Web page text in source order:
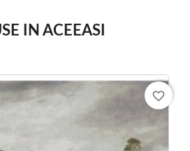
IN ACEEASI
favorite_border